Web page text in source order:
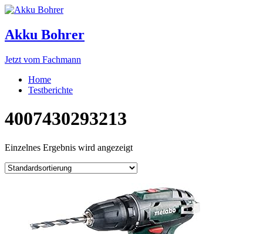
Akku Bohrer
Jetzt vom Fachmann
Home
Testberichte
4007430293213
Einzelnes Ergebnis wird angezeigt